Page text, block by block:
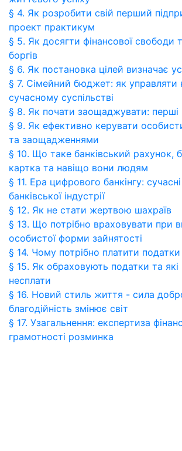
§ 4. Як розробити свій перший
проект практикум
§ 5. Як досягти фінансової свободи
боргів
§ 6. Як постановка цілей визначає
§ 7. Сімейний бюджет: як управляти
сучасному суспільстві
§ 8. Як почати заощаджувати: перші
§ 9. Як ефективно керувати
та заощадженнями
§ 10. Що таке банківський рахунок,
картка та навіщо вони людям
§ 11. Ера цифрового банкінгу:
банківської індустрії
§ 12. Як не стати жертвою шахраїв
§ 13. Що потрібно враховувати при
особистої форми зайнятості
§ 14. Чому потрібно платити податки
§ 15. Як обраховують податки та які
несплати
§ 16. Новий стиль життя - сила
благодійність змінює світ
§ 17. Узагальнення: експертиза
грамотності розминка